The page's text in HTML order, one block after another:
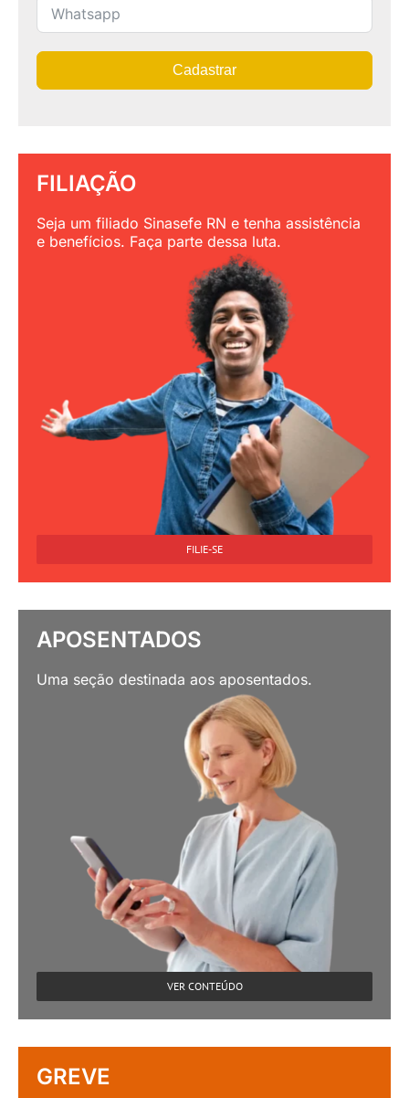
Cadastrar
FILIAÇÃO
Seja um filiado Sinasefe RN e tenha assistência
e benefícios. Faça parte dessa luta.
FILIE-SE
APOSENTADOS
Uma seção destinada aos aposentados.
VER CONTEÚDO
GREVE